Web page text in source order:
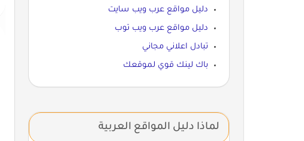
دليل مواقع عرب ويب سايت
دليل مواقع عرب ويب توب
تبادل اعلاني مجاني
باك لينك قوي لموقعك
لماذا دليل المواقع العربية